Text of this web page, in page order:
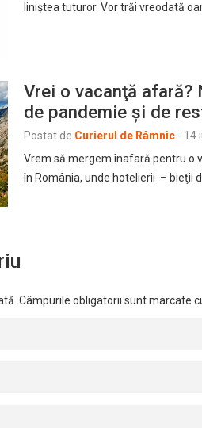
liniștea tuturor. Vor trăi vreodată
Vrei o vacanţă afară?
de pandemie şi de
Postat de Curierul de Râmnic - 14
Vrem să mergem înafară pentru o
în România, unde hotelierii – bieţii
Câmpurile obligatorii sunt marcate